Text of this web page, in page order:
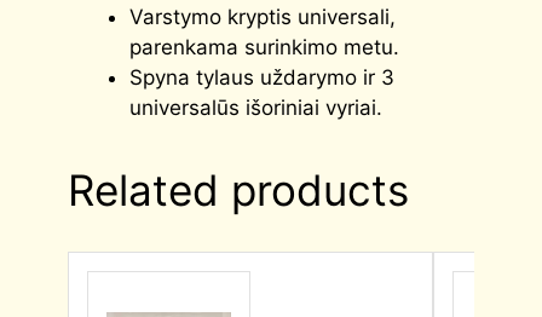
Varstymo kryptis universali,
parenkama surinkimo metu.
Spyna tylaus uždarymo ir 3
universalūs išoriniai vyriai.
Related products